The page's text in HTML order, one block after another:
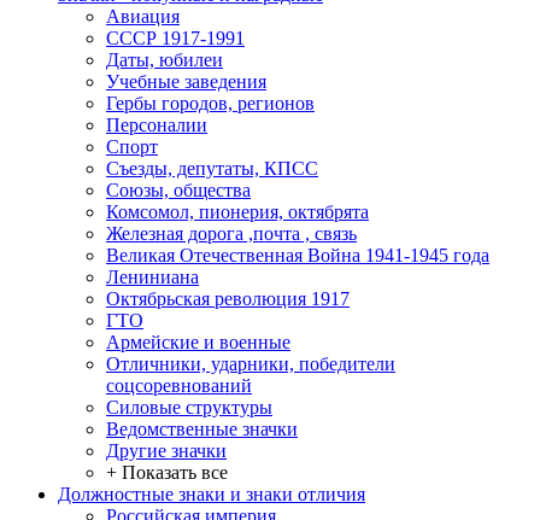
Авиация
СССР 1917-1991
Даты, юбилеи
Учебные заведения
Гербы городов, регионов
Персоналии
Спорт
Съезды, депутаты, КПСС
Союзы, общества
Комсомол, пионерия, октябрята
Железная дорога ,почта , связь
Великая Отечественная Война 1941-1945 года
Лениниана
Октябрьская революция 1917
ГТО
Армейские и военные
Отличники, ударники, победители
соцсоревнований
Силовые структуры
Ведомственные значки
Другие значки
+ Показать все
Должностные знаки и знаки отличия